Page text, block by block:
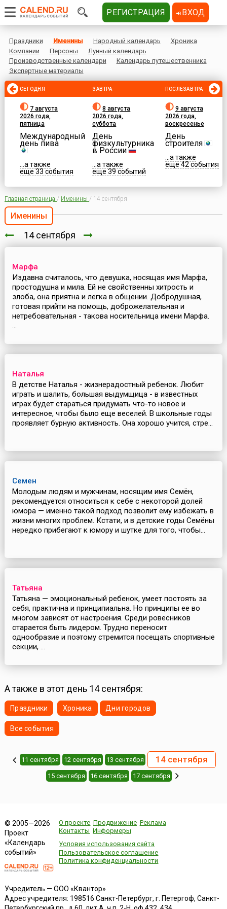
Праздники Именины Народный календарь
Хроника
Компании
Персоны
Лунный календарь
Производственные календари
Календарь путешественника
Экспертные материалы
СЕГОДНЯ
7 августа
2026 года,
пятница
Международный
день пива
...а также
еще 33 события
ЗАВТРА
8 августа
2026 года,
суббота
День
физкультурника
в России
...а также
еще 39 событий
ПОСЛЕЗАВТРА
9 августа
2026 года,
воскресенье
День
строителя
...а также
еще 42 события
Главная страница / Именины / 14 сентября
Именины
14 сентября
Марфа
Издавна считалось, что девушка, носящая имя Марфа,
простодушна и мила. Ей не свойственны хитрость и
злоба, она приятна и легка в общении. Добродушная,
готовая прийти на помощь, доброжелательная и
нетребовательная - такова носительница имени Марфа.
...
Наталья
В детстве Наталья - жизнерадостный ребенок. Любит
играть и шалить, большая выдумщица - в известных
играх будет стараться придумать что-то новое и
интересное, чтобы было еще веселей. В школьные годы
проявляет бурную активность. Она хорошо учится, стре...
Семен
Молодым людям и мужчинам, носящим имя Семён,
рекомендуется относиться к себе с некоторой долей
юмора — именно такой подход позволит ему избежать в
жизни многих проблем. Кстати, и в детские годы Семёны
нередко прибегают к юмору и шутке для того, чтобы...
Татьяна
Татьяна — эмоциональный ребенок, умеет постоять за
себя, практична и принципиальна. Но принципы ее во
многом зависят от настроения. Среди ровесников
старается быть лидером. Трудно переносит
однообразие и поэтому стремится посещать спортивные
секции, ...
А также в этот день 14 сентября:
Праздники Хроника Дни городов
Все события
11 сентября 12 сентября 13 сентября 14 сентября
15 сентября 16 сентября 17 сентября
© 2005—2026
Проект
«Календарь
событий»
О проекте Продвижение Реклама
Контакты Информеры
Условия использования сайта
Пользовательское соглашение
Политика конфиденциальности
Учредитель — ООО «Квантор»
Адрес учредителя: 198516 Санкт-Петербург, г. Петергоф, Санкт-
РЕГИСТРАЦИЯ ВХОД